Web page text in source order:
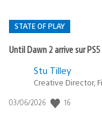
STATE OF PLAY
Until Dawn 2 arrive sur
Postée
:
Stu Tilley
Creative Director,
Date
03/06/2026 16